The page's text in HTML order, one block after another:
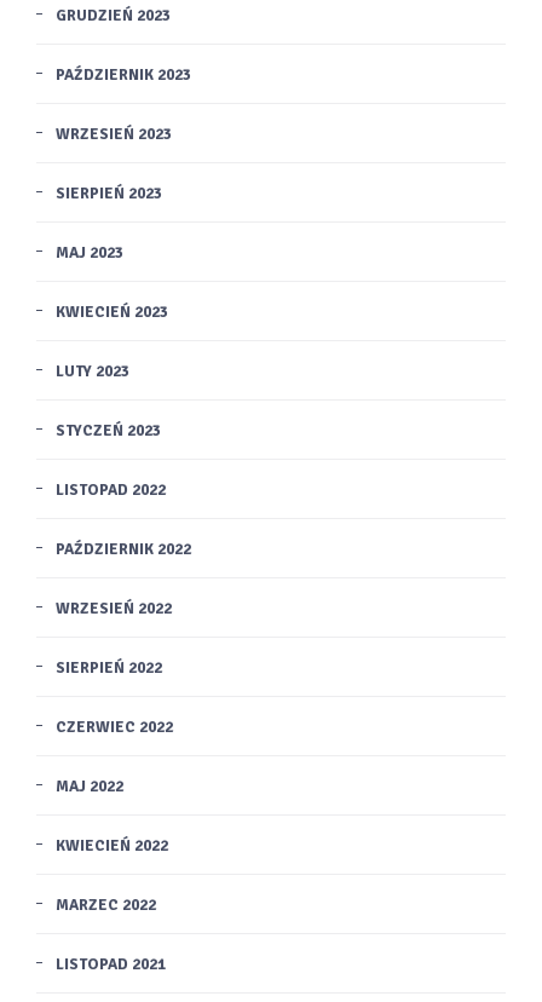
GRUDZIEŃ 2023
PAŹDZIERNIK 2023
WRZESIEŃ 2023
SIERPIEŃ 2023
MAJ 2023
KWIECIEŃ 2023
LUTY 2023
STYCZEŃ 2023
LISTOPAD 2022
PAŹDZIERNIK 2022
WRZESIEŃ 2022
SIERPIEŃ 2022
CZERWIEC 2022
MAJ 2022
KWIECIEŃ 2022
MARZEC 2022
LISTOPAD 2021